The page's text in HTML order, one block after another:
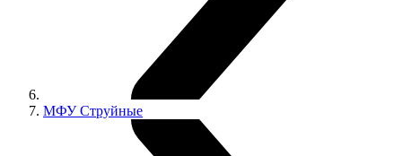
МФУ Струйные